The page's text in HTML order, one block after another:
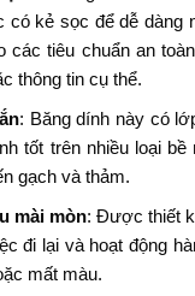
có kẻ sọc để dễ dàng
các tiêu chuẩn an
thông tin cụ thể.
: Băng dính này có
tốt trên nhiều loại
gạch và thảm.
mài mòn: Được thiết
đi lại và hoạt động
mất màu.